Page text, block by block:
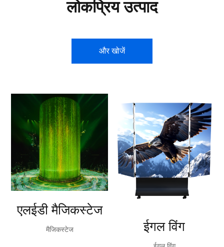
लोकप्रिय उत्पाद
और खोजें
एलईडी मैजिकस्टेज
मैजिकस्टेज ईगल विंग